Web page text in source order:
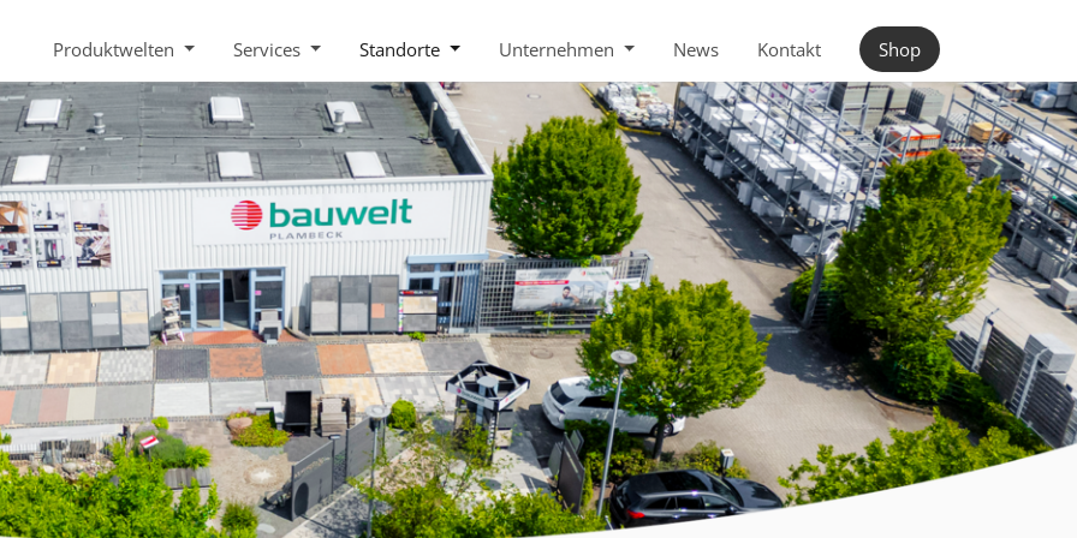
Produktwelten
Services Standorte Unternehmen News Kontakt Shop